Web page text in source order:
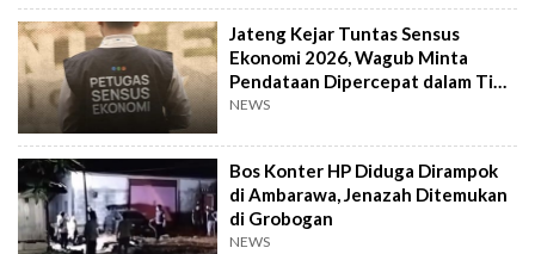
Jateng Kejar Tuntas Sensus
Ekonomi 2026, Wagub Minta
Pendataan Dipercepat dalam Tiga
Pekan
NEWS
Bos Konter HP Diduga Dirampok
di Ambarawa, Jenazah Ditemukan
di Grobogan
NEWS